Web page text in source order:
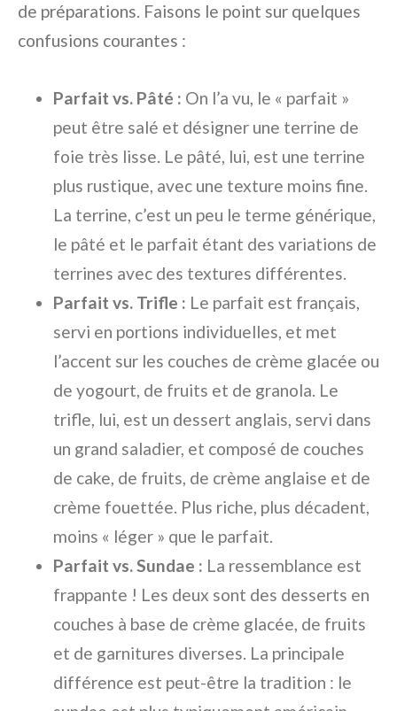
de préparations. Faisons le point sur quelques
confusions courantes :
Parfait vs. Pâté : On l’a vu, le « parfait »
peut être salé et désigner une terrine de
foie très lisse. Le pâté, lui, est une terrine
plus rustique, avec une texture moins fine.
La terrine, c’est un peu le terme générique,
le pâté et le parfait étant des variations de
terrines avec des textures différentes.
Parfait vs. Trifle : Le parfait est français,
servi en portions individuelles, et met
l’accent sur les couches de crème glacée ou
de yogourt, de fruits et de granola. Le
trifle, lui, est un dessert anglais, servi dans
un grand saladier, et composé de couches
de cake, de fruits, de crème anglaise et de
crème fouettée. Plus riche, plus décadent,
moins « léger » que le parfait.
Parfait vs. Sundae : La ressemblance est
frappante ! Les deux sont des desserts en
couches à base de crème glacée, de fruits
et de garnitures diverses. La principale
différence est peut-être la tradition : le